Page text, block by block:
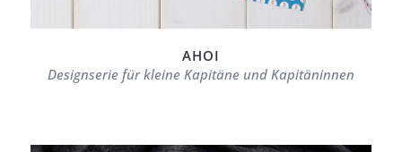
AHOI
Designserie für kleine Kapitäne und Kapitäninnen